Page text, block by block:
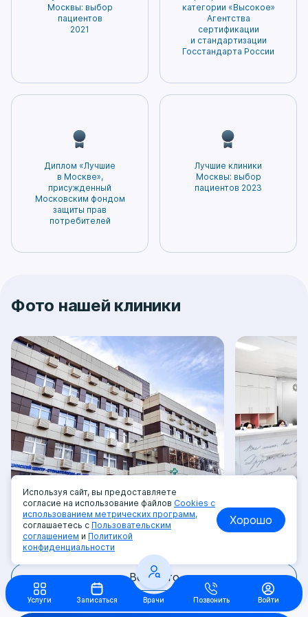
лечения. Нам доверяют нам самое ценное –
здоровье. Мы гордимся тем, что заслужили
доверие и признание наших пациентов!
эффектов. Благодаря этому пациенты могут
быть уверены в том, что получаемое
лечение будет наиболее безопасным и
Москвы: выбор
пациентов
2021
категории «Высокое»
Агентства
сертификации
и стандартизации
Госстандарта России
Диплом «Лучшие
в Москве»,
присужденный
Московским фондом
защиты прав
потребителей
Лучшие клиники
Москвы: выбор
пациентов 2023
Фото нашей клиники
Все фото
Услуги Записаться Врачи Позвонить Войти
Используя сайт, вы предоставляете
согласие на использование файлов Cookies с
использованием метрических программ,
соглашаетесь с Пользовательским
соглашением и Политикой
конфиденциальности
Хорошо